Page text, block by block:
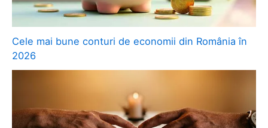
Cele mai bune conturi de economii din România în
2026